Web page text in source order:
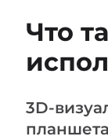
Что
3D-